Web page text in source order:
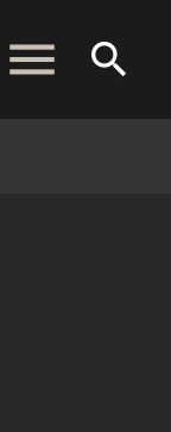
menu search